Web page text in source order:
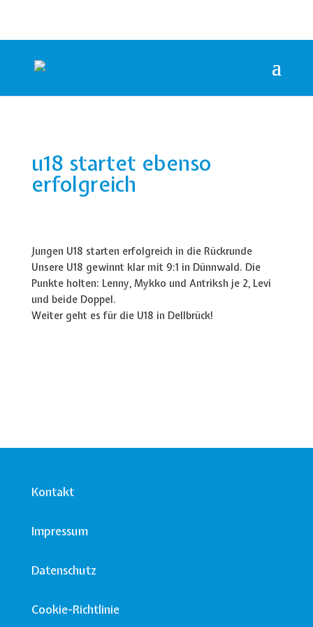
u18 startet ebenso
erfolgreich
Jungen U18 starten erfolgreich in die Rückrunde
Unsere U18 gewinnt klar mit 9:1 in Dünnwald. Die
Punkte holten: Lenny, Mykko und Antriksh je 2, Levi
und beide Doppel.
Weiter geht es für die U18 in Dellbrück!
Kontakt
Impressum
Datenschutz
Cookie-Richtlinie